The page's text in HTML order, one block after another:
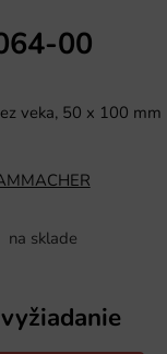
00
veka, 50 x 100 mm
na sklade